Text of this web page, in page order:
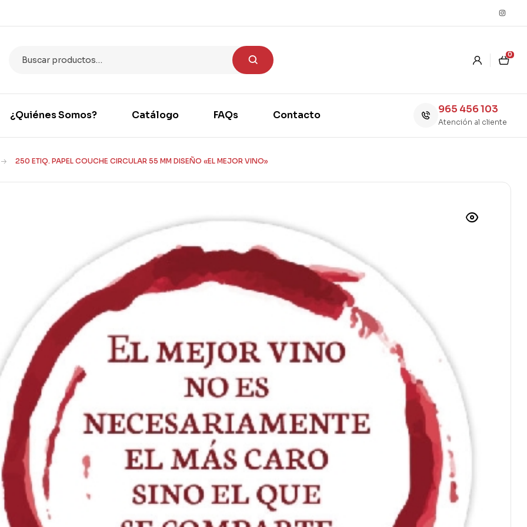
0
¿Quiénes Somos? Catálogo FAQs Contacto 965 456 103
Atención al cliente
250 ETIQ. PAPEL COUCHE CIRCULAR 55 MM DISEÑO «EL MEJOR VINO»